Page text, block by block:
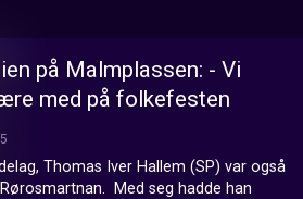
på Malmplassen: - Vi
med på folkefesten
Thomas Iver Hallem (SP) var også
Med seg hadde han